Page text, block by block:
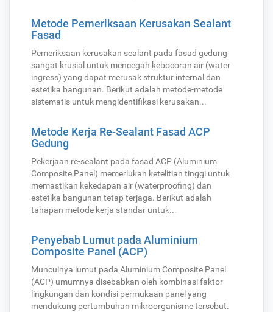
Metode Pemeriksaan Kerusakan Sealant
Fasad
Pemeriksaan kerusakan sealant pada fasad gedung
sangat krusial untuk mencegah kebocoran air (water
ingress) yang dapat merusak struktur internal dan
estetika bangunan. Berikut adalah metode-metode
sistematis untuk mengidentifikasi kerusakan...
Metode Kerja Re-Sealant Fasad ACP
Gedung
Pekerjaan re-sealant pada fasad ACP (Aluminium
Composite Panel) memerlukan ketelitian tinggi untuk
memastikan kekedapan air (waterproofing) dan
estetika bangunan tetap terjaga. Berikut adalah
tahapan metode kerja standar untuk...
Penyebab Lumut pada Aluminium
Composite Panel (ACP)
Munculnya lumut pada Aluminium Composite Panel
(ACP) umumnya disebabkan oleh kombinasi faktor
lingkungan dan kondisi permukaan panel yang
mendukung pertumbuhan mikroorganisme tersebut.